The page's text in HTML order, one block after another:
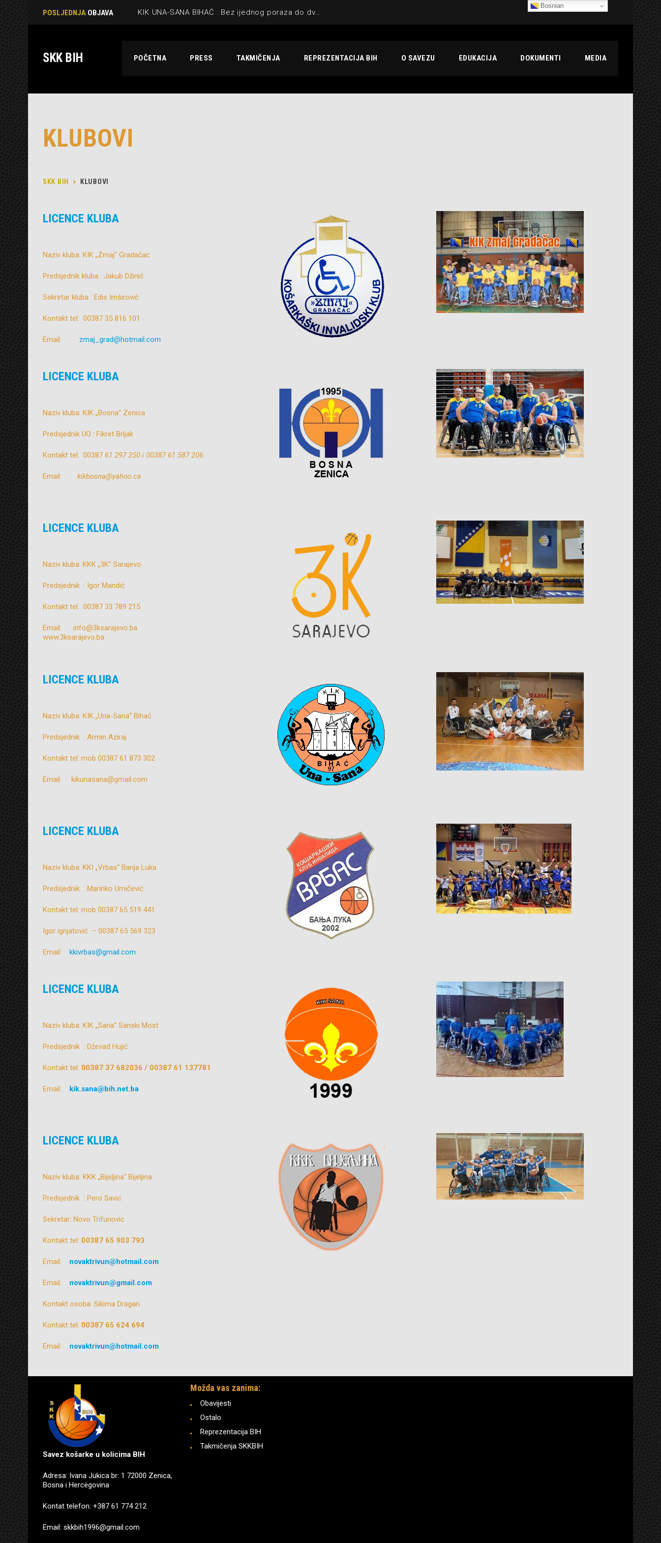
POSLJEDNJA OBJAVA KIK UNA-SANA BIHAĆ : Bez ijednog poraza do dvostruke krune
SKK BIH POČETNA PRESS TAKMIČENJA REPREZENTACIJA BIH O SAVEZU EDUKACIJA DOKUMENTI MEDIA
KLUBOVI
SKK BIH > KLUBOVI
LICENCE KLUBA
Naziv kluba: KIK „Zmaj“ Gradačac
Predsjednik kluba : Jakub Džinić
Sekretar kluba : Edis Imširović
Kontakt tel: 00387 35 816 101
Email: zmaj_grad@hotmail.com
LICENCE KLUBA
Naziv kluba: KIK „Bosna“ Zenica
Predsjednik UO : Fikret Brljak
Kontakt tel: 00387 61 297 250 i 00387 61 587 206
Email: kikbosna@yahoo.ca
LICENCE KLUBA
Naziv kluba: KKK „3K“ Sarajevo
Predsjednik : Igor Mandić
Kontakt tel: 00387 33 789 215
Email: info@3ksarajevo.ba
www.3ksarajevo.ba
LICENCE KLUBA
Naziv kluba: KIK „Una-Sana“ Bihać
Predsjednik : Armin Aziraj
Kontakt tel: mob 00387 61 873 302
Email: kikunasana@gmail.com
LICENCE KLUBA
Naziv kluba: KKI „Vrbas“ Banja Luka
Predsjednik : Marinko Umičević
Kontakt tel: mob 00387 65 519 441
Igor ignjatović – 00387 65 569 323
Email: kkivrbas@gmail.com
LICENCE KLUBA
Naziv kluba: KIK „Sana“ Sanski Most
Predsjednik : Dževad Hujić
Kontakt tel: 00387 37 682036 / 00387 61 137781
Email: kik.sana@bih.net.ba
LICENCE KLUBA
Naziv kluba: KKK „Bijeljina“ Bijeljina
Predsjednik : Pero Savic
Sekretar: Novo Trifunovic
Kontakt tel: 00387 65 903 793
Email: novaktrivun@hotmail.com
Email: novaktrivun@gmail.com
Kontakt osoba: Sikima Dragan
Kontakt tel: 00387 65 624 694
Email: novaktrivun@hotmail.com
Savez košarke u kolicima BIH
Adresa: Ivana Jukica br: 1 72000 Zenica,
Bosna i Hercegovina
Kontat telefon: +387 61 774 212
Email: skkbih1996@gmail.com
Možda vas zanima:
Obavijesti
Ostalo
Reprezentacija BIH
Takmičenja SKKBIH
Bosnian